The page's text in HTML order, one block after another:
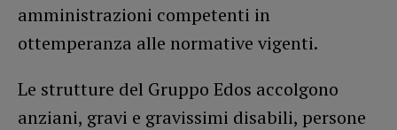
amministrazioni competenti in
ottemperanza alle normative vigenti.
Le strutture del Gruppo Edos accolgono
anziani, gravi e gravissimi disabili, persone